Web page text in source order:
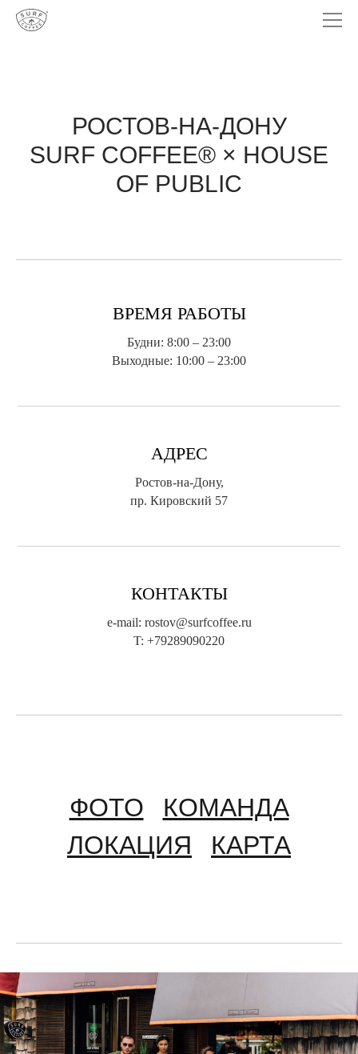
РОСТОВ-НА-ДОНУ
SURF COFFEE® × HOUSE
OF PUBLIC
ВРЕМЯ РАБОТЫ
Будни: 8:00 – 23:00
Выходные: 10:00 – 23:00
АДРЕС
Ростов-на-Дону,
пр. Кировский 57
КОНТАКТЫ
e-mail: rostov@surfcoffee.ru
T: +79289090220
ФОТО
КОМАНДА
ЛОКАЦИЯ
КАРТА